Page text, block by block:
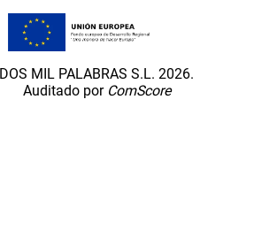
DOS MIL PALABRAS S.L. 2026.
Auditado por ComScore